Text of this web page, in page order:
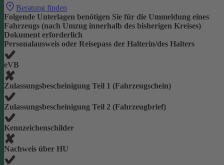
Beratung finden
Folgende Unterlagen benötigen Sie für die Ummeldung eines
Fahrzeugs (nach Umzug innerhalb des bisherigen Kreises)
Dokument erforderlich
Personalausweis oder Reisepass der Halterin/des Halters
eVB
Zulassungsbescheinigung Teil 1 (Fahrzeugschein)
Zulassungsbescheinigung Teil 2 (Fahrzeugbrief)
Kennzeichenschilder
Nachweis über HU